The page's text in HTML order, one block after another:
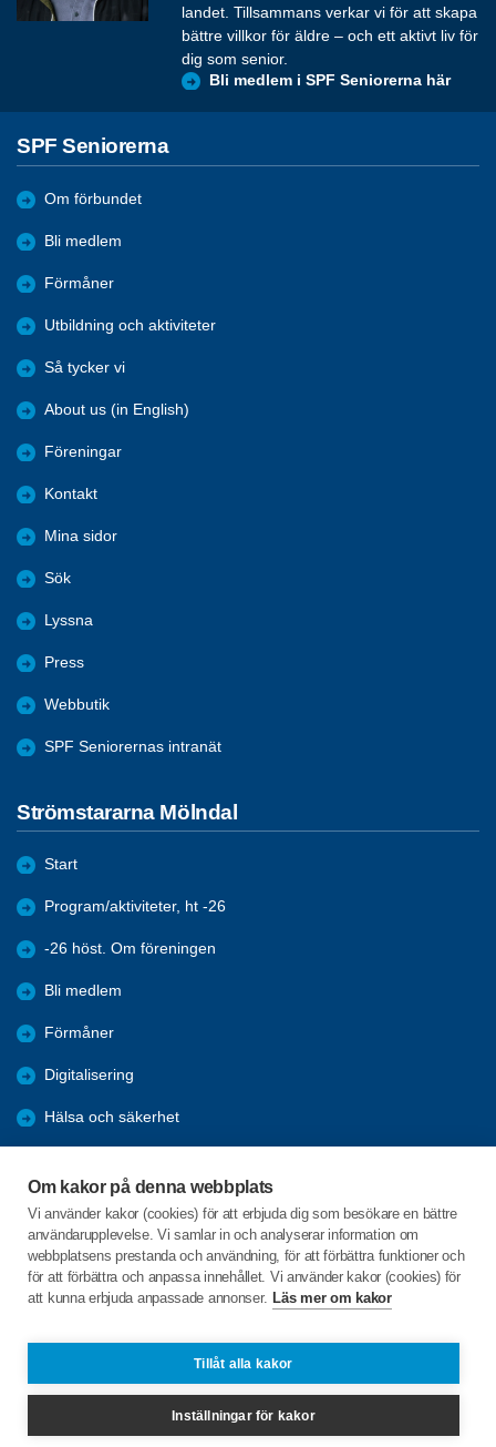
Om kakor på denna webbplats
Vi använder kakor (cookies) för att erbjuda dig som besökare en bättre
användarupplevelse. Vi samlar in och analyserar information om
webbplatsens prestanda och användning, för att förbättra funktioner och
för att förbättra och anpassa innehållet. Vi använder kakor (cookies) för
att kunna erbjuda anpassade annonser. Läs mer om kakor
Tillåt alla kakor
Inställningar för kakor
landet. Tillsammans verkar vi för att skapa
bättre villkor för äldre – och ett aktivt liv för
dig som senior.
Bli medlem i SPF Seniorerna här
SPF Seniorerna
Om förbundet
Bli medlem
Förmåner
Utbildning och aktiviteter
Så tycker vi
About us (in English)
Föreningar
Kontakt
Mina sidor
Sök
Lyssna
Press
Webbutik
SPF Seniorernas intranät
Strömstararna Mölndal
Start
Program/aktiviteter, ht -26
-26 höst. Om föreningen
Bli medlem
Förmåner
Digitalisering
Hälsa och säkerhet
-26 höst. Om föreningen
C/o:Rita Jönsson
rita.jonsson25@outlook.com